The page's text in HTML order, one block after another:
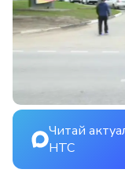
Читай
НТС